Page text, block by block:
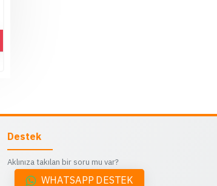
Destek
Aklınıza takılan bir soru mu var?
WHATSAPP DESTEK